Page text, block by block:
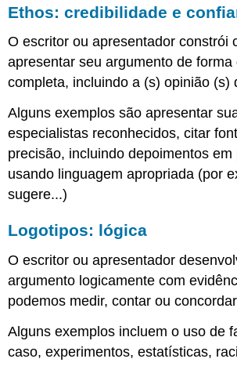
Ethos: credibilidade e
O escritor ou apresentador constrói
apresentar seu argumento de forma
completa, incluindo a (s) opinião (s)
Alguns exemplos são apresentar
especialistas reconhecidos, citar
precisão, incluindo depoimentos
usando linguagem apropriada (por
sugere...)
Logotipos: lógica
O escritor ou apresentador
argumento logicamente com
podemos medir, contar ou
Alguns exemplos incluem o uso de
caso, experimentos, estatísticas,